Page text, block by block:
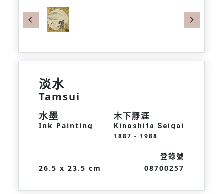
Previous
淡水
Tamsui
水墨
Ink Painting
木下靜涯
Kinoshita Seigai
1887 - 1988
26.5 x 23.5 cm
登錄號
08700257